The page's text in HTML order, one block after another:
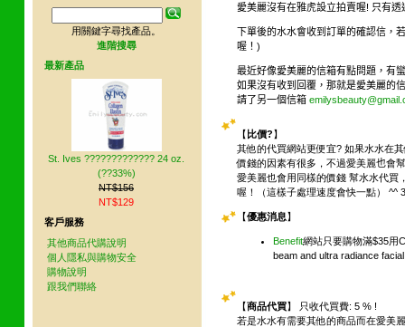
愛美麗沒有在雅虎設立拍賣喔! 只有
下單後的水水會收到訂單的確認信，
喔！)
最近好像愛美麗的信箱有點問題，有
如果沒有收到回覆，那就是愛美麗的
請了另一個信箱
【 比價?】
其他的代買網站更便宜? 如果水水在
價錢的因素有很多，不過愛美麗也會
愛美麗也會用同樣的價錢 幫水水代買
喔！（這樣子處理速度會快一點） ^^
【優惠消息】
Benefit網站只要購物滿$35用
beam and ultra radiance
【商品代買】 只收代買費: 5 % !
若是水水有需要其他的商品而在愛美
用關鍵字尋找產品。
進階搜尋
最新產品
St. Ives ????????????? 24 oz.
(??33%)
NT$156
NT$129
客戶服務
其他商品代購說明
個人隱私與購物安全
購物說明
跟我們聯絡